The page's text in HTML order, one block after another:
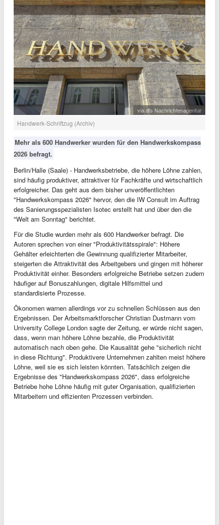
via dts Nachrichtenagentur
Handwerk-Schriftzug (Archiv)
Mehr als 600 Handwerker wurden für den Handwerkskompass
2026 befragt.
Berlin/Halle (Saale) - Handwerksbetriebe, die höhere Löhne zahlen,
sind häufig produktiver, attraktiver für Fachkräfte und wirtschaftlich
erfolgreicher. Das geht aus dem bisher unveröffentlichten
"Handwerkskompass 2026" hervor, den die IW Consult im Auftrag
des Sanierungsspezialisten Isotec erstellt hat und über den die
"Welt am Sonntag" berichtet.
Für die Studie wurden mehr als 600 Handwerker befragt. Die
Autoren sprechen von einer "Produktivitätsspirale": Höhere
Gehälter erleichterten die Gewinnung qualifizierter Mitarbeiter,
steigerten die Attraktivität des Arbeitgebers und gingen mit höherer
Produktivität einher. Besonders erfolgreiche Betriebe setzen zudem
häufiger auf Bonuszahlungen, digitale Hilfsmittel und
standardisierte Prozesse.
Ökonomen warnen allerdings vor zu schnellen Schlüssen aus den
Ergebnissen. Der Arbeitsmarktforscher Christian Dustmann vom
University College London sagte der Zeitung, er würde nicht sagen,
dass, wenn man höhere Löhne bezahle, die Produktivität
automatisch nach oben gehe. Die Kausalität gehe "sicherlich nicht
in diese Richtung". Produktivere Unternehmen zahlten meist höhere
Löhne, weil sie es sich leisten könnten. Tatsächlich zeigen die
Ergebnisse des "Handwerkskompass 2026", dass erfolgreiche
Betriebe hohe Löhne häufig mit guter Organisation, qualifizierten
Mitarbeitern und effizienten Prozessen verbinden.